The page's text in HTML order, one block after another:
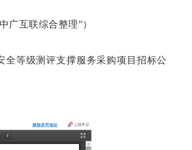
互联综合整理”）
等级测评支撑服务采购项目招标公